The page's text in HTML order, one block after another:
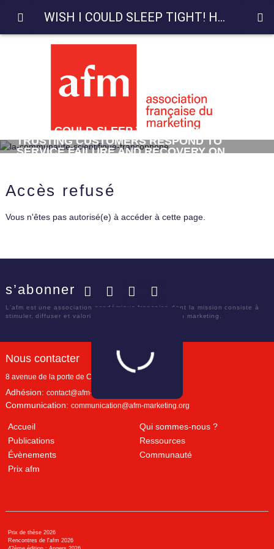
WISH I COULD SLEEP TIGHT! HOW
TRUSTING CUSTOMERS RESPOND TO
SERVICE FAILURE AND RECOVERY ON
Accès refusé
Vous n'êtes pas autorisé(e) à accéder à cette page.
s’abonner
L'afm est une association académique française dont la mission consiste à
stimuler, diffuser et valoriser le savoir scientifique en marketing.
Nous contacter
8 avenue de la porte de Champerret
Adhésion: contact@afm-marketing.org
Communication: communication@afm-marketing.org
Accueil
Qui sommes-nous ?
Publications
Ressources
Évènements
Communauté
Prix afm
Prix de thèse 2026
Rencontres de l'afm 2026
WISH I COULD SLEEP TIGHT! HOW TRUSTING CUSTOMERS RESPOND TO SERVICE FAILURE AND RECOVERY ON AIRBNB?